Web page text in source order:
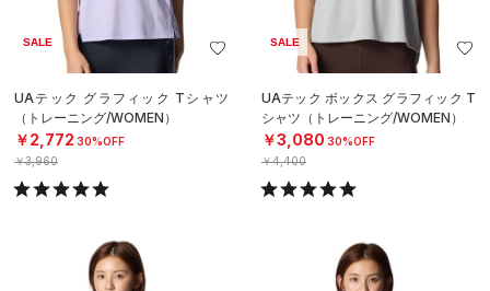
SALE
UAテック グラフィック Tシャツ
（トレーニング/WOMEN）
￥2,772 30%OFF
￥3,960
SALE
UAテック ボックス グラフィック T
シャツ（トレーニング/WOMEN）
￥3,080 30%OFF
￥4,400